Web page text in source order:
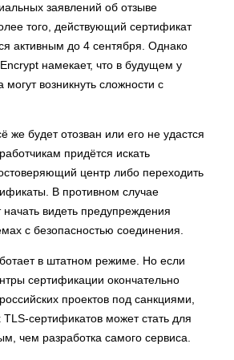
заявлений об отзыве
того, действующий сертификат
активным до 4 сентября. Однако
намекает, что в будущем у
могут возникнуть сложности с
же будет отозван или его не удастся
придётся искать
центр либо переходить
В противном случае
начать видеть предупреждения
с безопасностью соединения.
в штатном режиме. Но если
сертификации окончательно
проектов под санкциями,
сертификатов может стать для
чем разработка самого сервиса.